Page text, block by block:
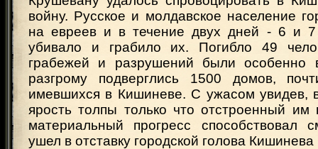
войну. Русское и молдавское население
на евреев и в течение двух дней - 6 и
убивало и грабило их. Погибло 49
грабежей и разрушений были особенно
разгрому подверглись 1500 домов,
имевшихся в Кишиневе. С ужасом увидев,
ярость толпы только что отстроенный им
материальный прогресс способствовал
ушел в отставку городской голова